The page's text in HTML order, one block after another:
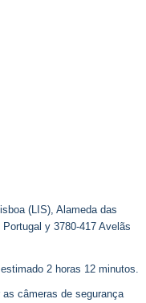
(LIS), Alameda das
y 3780-417 Avelãs
2 horas 12 minutos.
câmeras de segurança